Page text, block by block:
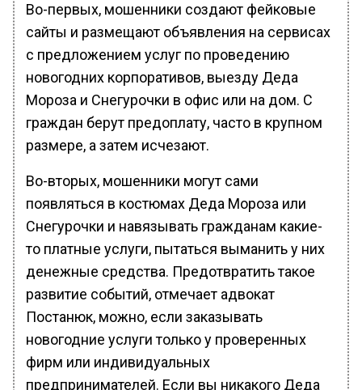
Во-первых, мошенники создают фейковые
сайты и размещают объявления на сервисах
с предложением услуг по проведению
новогодних корпоративов, выезду Деда
Мороза и Снегурочки в офис или на дом. С
граждан берут предоплату, часто в крупном
размере, а затем исчезают.
Во-вторых, мошенники могут сами
появляться в костюмах Деда Мороза или
Снегурочки и навязывать гражданам какие-
то платные услуги, пытаться выманить у них
денежные средства. Предотвратить такое
развитие событий, отмечает адвокат
Постанюк, можно, если заказывать
новогодние услуги только у проверенных
фирм или индивидуальных
предпринимателей. Если вы никакого Деда